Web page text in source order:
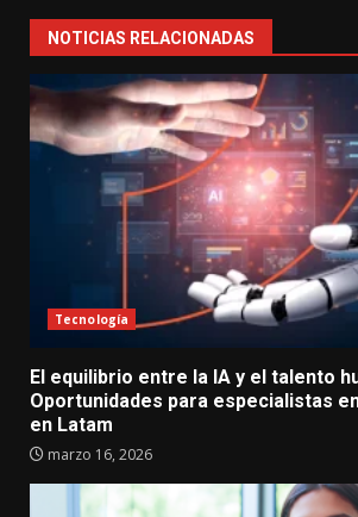
NOTICIAS RELACIONADAS
Tecnología
El equilibrio entre la IA y el talento
Oportunidades para especialistas
en Latam
marzo 16, 2026